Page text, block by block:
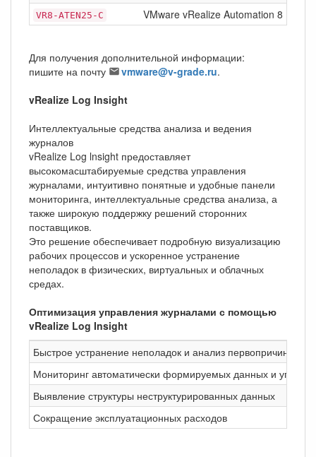
VR8-ATEN25-C VMware vRealize Automation 8
Для получения дополнительной информации:
пишите на почту
vmware@v-grade.ru.
vRealize Log Insight
Интеллектуальные средства анализа и ведения
журналов
vRealize Log lnsight предоставляет
высокомасштабируемые средства управления
журналами, интуитивно понятные и удобные панели
мониторинга, интеллектуальные средства анализа, а
также широкую поддержку решений сторонних
поставщиков.
Это решение обеспечивает подробную визуализацию
рабочих процессов и ускоренное устранение
неполадок в физических, виртуальных и облачных
средах.
Оптимизация управления журналами с помощью
vRealize Log Insight
Быстрое устранение неполадок и анализ первопричин
Мониторинг автоматически формируемых данных и
Выявление структуры неструктурированных данных
Сокращение эксплуатационных расходов